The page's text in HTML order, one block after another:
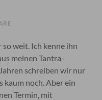
weit. Ich kenne ihn
meinen Tantra-
schreiben wir nur
kaum noch. Aber ein
Termin, mit